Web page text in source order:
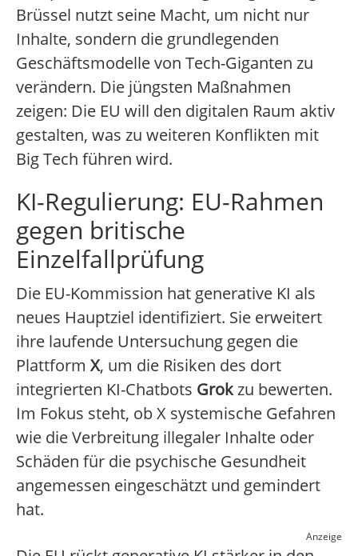
Brüssel nutzt seine Macht, um nicht nur
Inhalte, sondern die grundlegenden
Geschäftsmodelle von Tech-Giganten zu
verändern. Die jüngsten Maßnahmen
zeigen: Die EU will den digitalen Raum aktiv
gestalten, was zu weiteren Konflikten mit
Big Tech führen wird.
KI-Regulierung: EU-Rahmen
gegen britische
Einzelfallprüfung
Die EU-Kommission hat generative KI als
neues Hauptziel identifiziert. Sie erweitert
ihre laufende Untersuchung gegen die
Plattform X, um die Risiken des dort
integrierten KI-Chatbots Grokzu bewerten.
Im Fokus steht, ob X systemische Gefahren
wie die Verbreitung illegaler Inhalte oder
Schäden für die psychische Gesundheit
angemessen eingeschätzt und gemindert
hat.
Anzeige